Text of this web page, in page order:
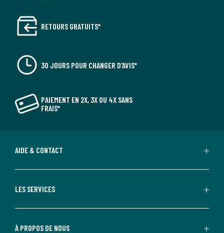
RETOURS GRATUITS*
30 JOURS POUR CHANGER D'AVIS*
PAIEMENT EN 2X, 3X OU 4X SANS
FRAIS*
AIDE & CONTACT
LES SERVICES
À PROPOS DE NOUS